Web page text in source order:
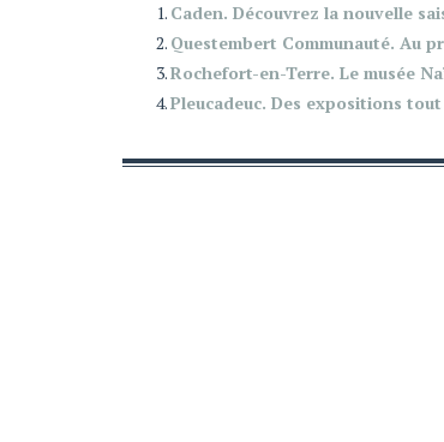
Caden. Découvrez la nouvelle
Questembert Communauté. Au
Rochefort-en-Terre. Le musée
Pleucadeuc. Des expositions